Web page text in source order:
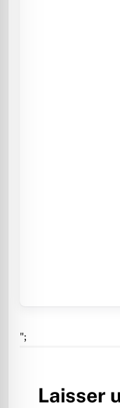
";
Laisser